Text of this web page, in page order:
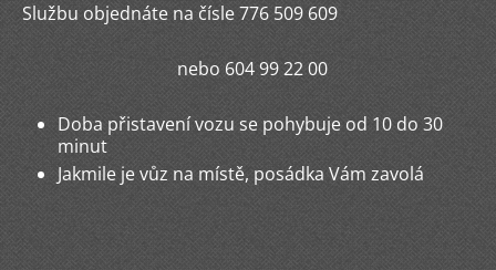
Službu objednáte na čísle 776 509 609
nebo 604 99 22 00
Doba přistavení vozu se pohybuje od 10 do 30
minut
Jakmile je vůz na místě, posádka Vám zavolá